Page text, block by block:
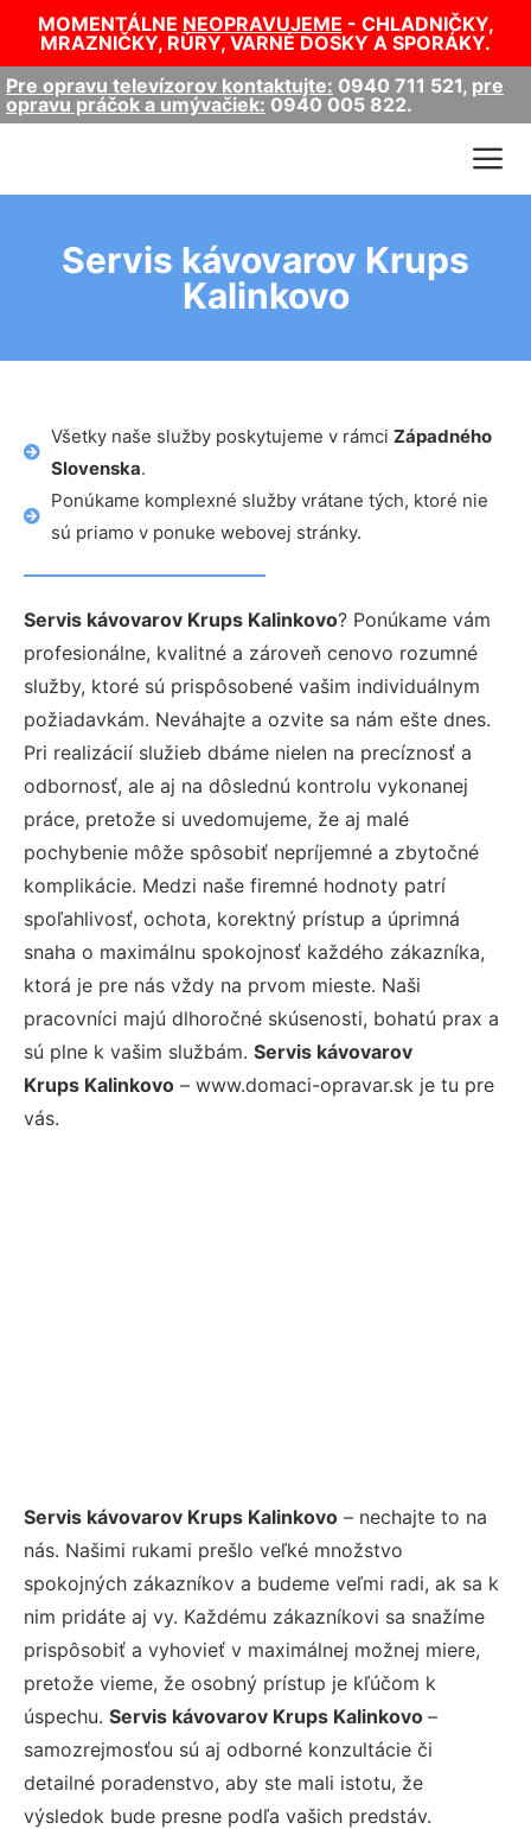
MOMENTÁLNE NEOPRAVUJEME - CHLADNIČKY,
MRAZNIČKY, RÚRY, VARNÉ DOSKY A SPORÁKY.
Pre opravu televízorov kontaktujte: 0940 711 521, pre
opravu práčok a umývačiek: 0940 005 822.
Servis kávovarov Krups
Kalinkovo
Všetky naše služby poskytujeme v rámci Západného
Slovenska.
Ponúkame komplexné služby vrátane tých, ktoré nie
sú priamo v ponuke webovej stránky.
Servis kávovarov Krups Kalinkovo? Ponúkame vám
profesionálne, kvalitné a zároveň cenovo rozumné
služby, ktoré sú prispôsobené vašim individuálnym
požiadavkám. Neváhajte a ozvite sa nám ešte dnes.
Pri realizácií služieb dbáme nielen na precíznosť a
odbornosť, ale aj na dôslednú kontrolu vykonanej
práce, pretože si uvedomujeme, že aj malé
pochybenie môže spôsobiť nepríjemné a zbytočné
komplikácie. Medzi naše firemné hodnoty patrí
spoľahlivosť, ochota, korektný prístup a úprimná
snaha o maximálnu spokojnosť každého zákazníka,
ktorá je pre nás vždy na prvom mieste. Naši
pracovníci majú dlhoročné skúsenosti, bohatú prax a
sú plne k vašim službám. Servis kávovarov
Krups Kalinkovo – www.domaci-opravar.sk je tu pre
vás.
Servis kávovarov Krups Kalinkovo – nechajte to na
nás. Našimi rukami prešlo veľké množstvo
spokojných zákazníkov a budeme veľmi radi, ak sa k
nim pridáte aj vy. Každému zákazníkovi sa snažíme
prispôsobiť a vyhovieť v maximálnej možnej miere,
pretože vieme, že osobný prístup je kľúčom k
úspechu. Servis kávovarov Krups Kalinkovo –
samozrejmosťou sú aj odborné konzultácie či
detailné poradenstvo, aby ste mali istotu, že
výsledok bude presne podľa vašich predstáv.